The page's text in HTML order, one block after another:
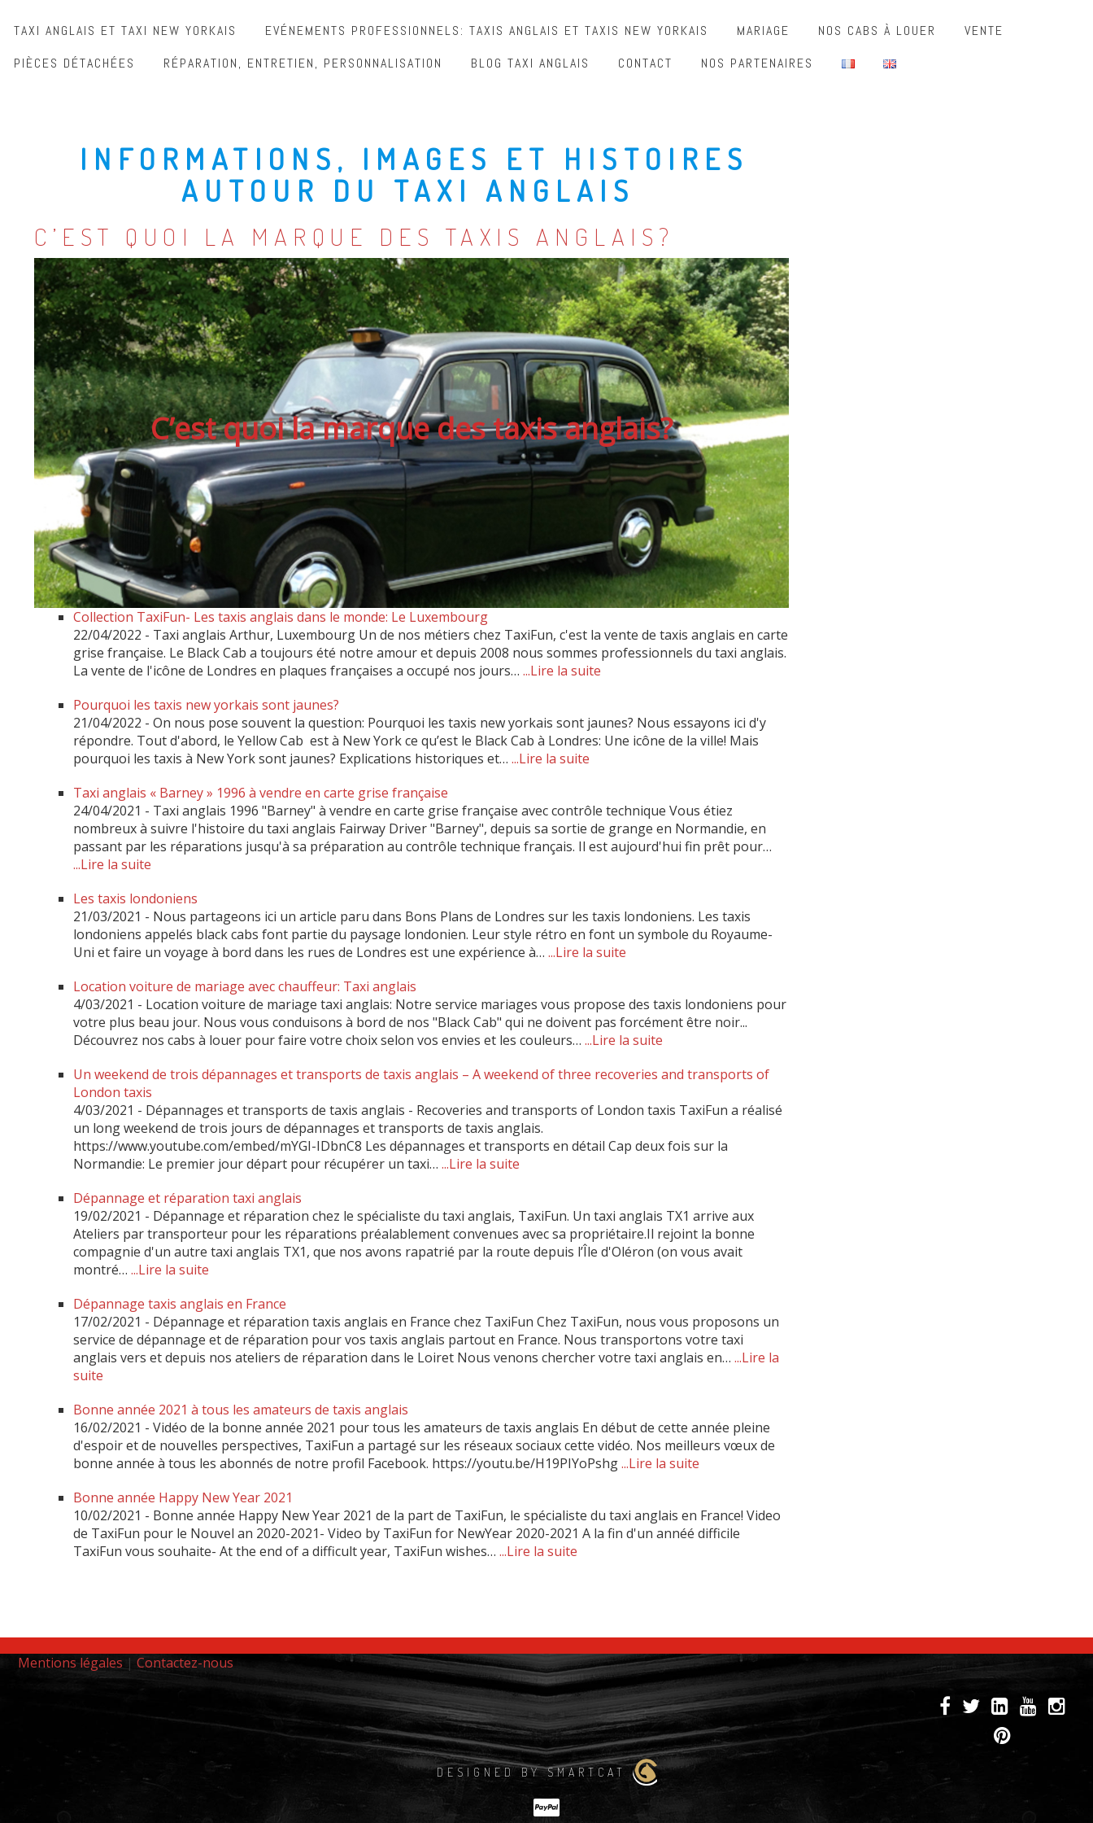
TAXI ANGLAIS ET TAXI NEW YORKAIS EVÉNEMENTS PROFESSIONNELS: TAXIS ANGLAIS ET TAXIS NEW YORKAIS MARIAGE NOS CABS À LOUER
VENTE
PIÈCES DÉTACHÉES
RÉPARATION, ENTRETIEN, PERSONNALISATION BLOG TAXI ANGLAIS CONTACT NOS PARTENAIRES
INFORMATIONS, IMAGES ET HISTOIRES
AUTOUR DU TAXI ANGLAIS
C’EST QUOI LA MARQUE DES TAXIS ANGLAIS?
C’est quoi la marque des taxis anglais?
Collection TaxiFun- Les taxis anglais dans le monde: Le Luxembourg
22/04/2022 - Taxi anglais Arthur, Luxembourg Un de nos métiers chez TaxiFun, c'est la vente de taxis anglais en carte
grise française. Le Black Cab a toujours été notre amour et depuis 2008 nous sommes professionnels du taxi anglais.
La vente de l'icône de Londres en plaques françaises a occupé nos jours… ...Lire la suite
Pourquoi les taxis new yorkais sont jaunes?
21/04/2022 - On nous pose souvent la question: Pourquoi les taxis new yorkais sont jaunes? Nous essayons ici d'y
répondre. Tout d'abord, le Yellow Cab est à New York ce qu’est le Black Cab à Londres: Une icône de la ville! Mais
pourquoi les taxis à New York sont jaunes? Explications historiques et… ...Lire la suite
Taxi anglais « Barney » 1996 à vendre en carte grise française
24/04/2021 - Taxi anglais 1996 "Barney" à vendre en carte grise française avec contrôle technique Vous étiez
nombreux à suivre l'histoire du taxi anglais Fairway Driver "Barney", depuis sa sortie de grange en Normandie, en
passant par les réparations jusqu'à sa préparation au contrôle technique français. Il est aujourd'hui fin prêt pour…
...Lire la suite
Les taxis londoniens
21/03/2021 - Nous partageons ici un article paru dans Bons Plans de Londres sur les taxis londoniens. Les taxis
londoniens appelés black cabs font partie du paysage londonien. Leur style rétro en font un symbole du Royaume-
Uni et faire un voyage à bord dans les rues de Londres est une expérience à… ...Lire la suite
Location voiture de mariage avec chauffeur: Taxi anglais
4/03/2021 - Location voiture de mariage taxi anglais: Notre service mariages vous propose des taxis londoniens pour
votre plus beau jour. Nous vous conduisons à bord de nos "Black Cab" qui ne doivent pas forcément être noir...
Découvrez nos cabs à louer pour faire votre choix selon vos envies et les couleurs… ...Lire la suite
Un weekend de trois dépannages et transports de taxis anglais – A weekend of three recoveries and transports of
London taxis
4/03/2021 - Dépannages et transports de taxis anglais - Recoveries and transports of London taxis TaxiFun a réalisé
un long weekend de trois jours de dépannages et transports de taxis anglais.
https://www.youtube.com/embed/mYGI-IDbnC8 Les dépannages et transports en détail Cap deux fois sur la
Normandie: Le premier jour départ pour récupérer un taxi… ...Lire la suite
Dépannage et réparation taxi anglais
19/02/2021 - Dépannage et réparation chez le spécialiste du taxi anglais, TaxiFun. Un taxi anglais TX1 arrive aux
Ateliers par transporteur pour les réparations préalablement convenues avec sa propriétaire.Il rejoint la bonne
compagnie d'un autre taxi anglais TX1, que nos avons rapatrié par la route depuis l’Île d'Oléron (on vous avait
montré… ...Lire la suite
Dépannage taxis anglais en France
17/02/2021 - Dépannage et réparation taxis anglais en France chez TaxiFun Chez TaxiFun, nous vous proposons un
service de dépannage et de réparation pour vos taxis anglais partout en France. Nous transportons votre taxi
anglais vers et depuis nos ateliers de réparation dans le Loiret Nous venons chercher votre taxi anglais en… ...Lire la
suite
Bonne année 2021 à tous les amateurs de taxis anglais
16/02/2021 - Vidéo de la bonne année 2021 pour tous les amateurs de taxis anglais En début de cette année pleine
d'espoir et de nouvelles perspectives, TaxiFun a partagé sur les réseaux sociaux cette vidéo. Nos meilleurs vœux de
bonne année à tous les abonnés de notre profil Facebook. https://youtu.be/H19PIYoPshg...Lire la suite
Bonne année Happy New Year 2021
10/02/2021 - Bonne année Happy New Year 2021 de la part de TaxiFun, le spécialiste du taxi anglais en France! Video
de TaxiFun pour le Nouvel an 2020-2021- Video by TaxiFun for NewYear 2020-2021 A la fin d'un annéé difficile
TaxiFun vous souhaite- At the end of a difficult year, TaxiFun wishes… ...Lire la suite
Mentions légales | Contactez-nous
DESIGNED BY SMARTCAT